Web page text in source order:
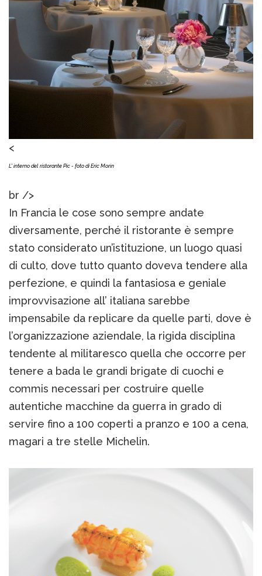
<
L' interno del ristorante Pic - foto diEric Morin
br />
In Francia le cose sono sempre andate
diversamente, perché il ristorante è sempre
stato considerato un’istituzione, un luogo quasi
di culto, dove tutto quanto doveva tendere alla
perfezione, e quindi la fantasiosa e geniale
improvvisazione all’ italiana sarebbe
impensabile da replicare da quelle parti, dove è
l’organizzazione aziendale, la rigida disciplina
tendente al militaresco quella che occorre per
tenere a bada le grandi brigate di cuochi e
commis necessari per costruire quelle
autentiche macchine da guerra in grado di
servire fino a 100 coperti a pranzo e 100 a cena,
magari a tre stelle Michelin.